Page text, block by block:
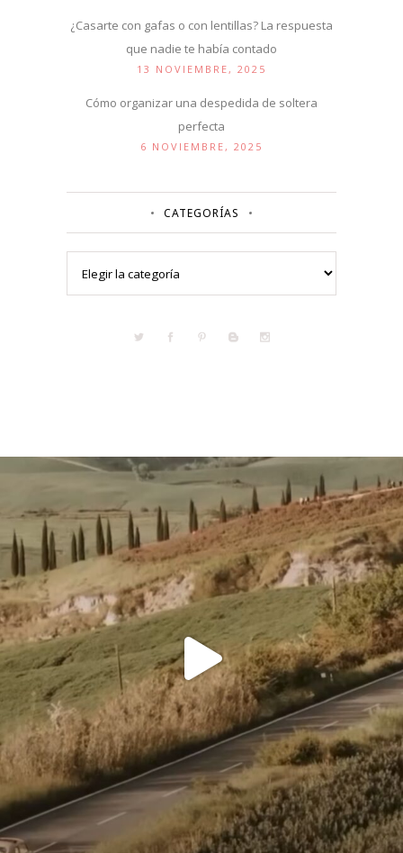
¿Casarte con gafas o con lentillas? La respuesta
que nadie te había contado
13 NOVIEMBRE, 2025
Cómo organizar una despedida de soltera
perfecta
6 NOVIEMBRE, 2025
CATEGORÍAS